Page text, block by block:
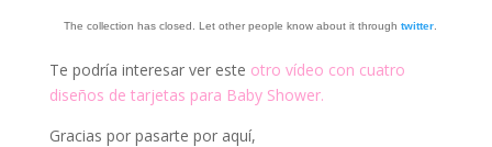
The collection has closed. Let other people know about it throughtwitter
Te podría interesar ver este otro vídeo con cuatro
diseños de tarjetas para Baby Shower.
Gracias por pasarte por aquí,